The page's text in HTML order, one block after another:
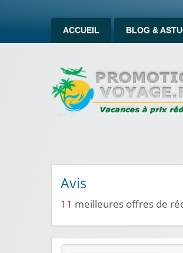
ACCUEIL BLOG &
Avis
11 meilleures offres de